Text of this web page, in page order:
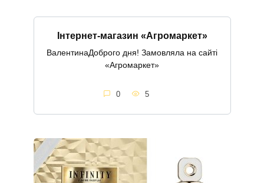
Інтернет-магазин «Агромаркет»
ВалентинаДоброго дня! Замовляла на сайті
«Агромаркет»
0 5